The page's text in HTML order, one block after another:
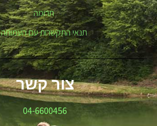
תרומה
תנאי התקשרות עם העמותה
צור קשר
04-6600456